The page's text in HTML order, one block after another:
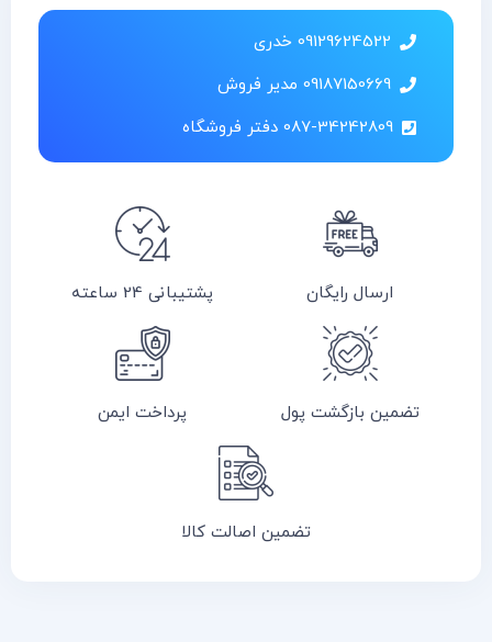
09129624522 خدری
09187150669 مدیر فروش
087-34242809 دفتر فروشگاه
ارسال رایگان پشتیبانی 24 ساعته
تضمین بازگشت پول پرداخت ایمن
تضمین اصالت کالا